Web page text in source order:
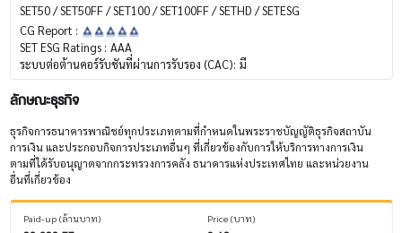
SET50 / SET50FF / SET100 / SET100FF / SETHD / SETESG
CG Report :
SET ESG Ratings : AAA
ระบบต่อต้านคอร์รับชันที่ผ่านการรับรอง (CAC): มี
ลักษณะธุรกิจ
ธุรกิจการธนาคารพาณิชย์ทุกประเภทตามที่กำหนดในพระราชบัญญัติธุรกิจสถาบัน
การเงิน และประกอบกิจการประเภทอื่นๆ ที่เกี่ยวข้องกับการให้บริการทางการเงิน
ตามที่ได้รับอนุญาตจากกระทรวงการคลัง ธนาคารแห่งประเทศไทย และหน่วยงาน
อื่นที่เกี่ยวข้อง
Paid-up (ล้านบาท) Price (บาท)